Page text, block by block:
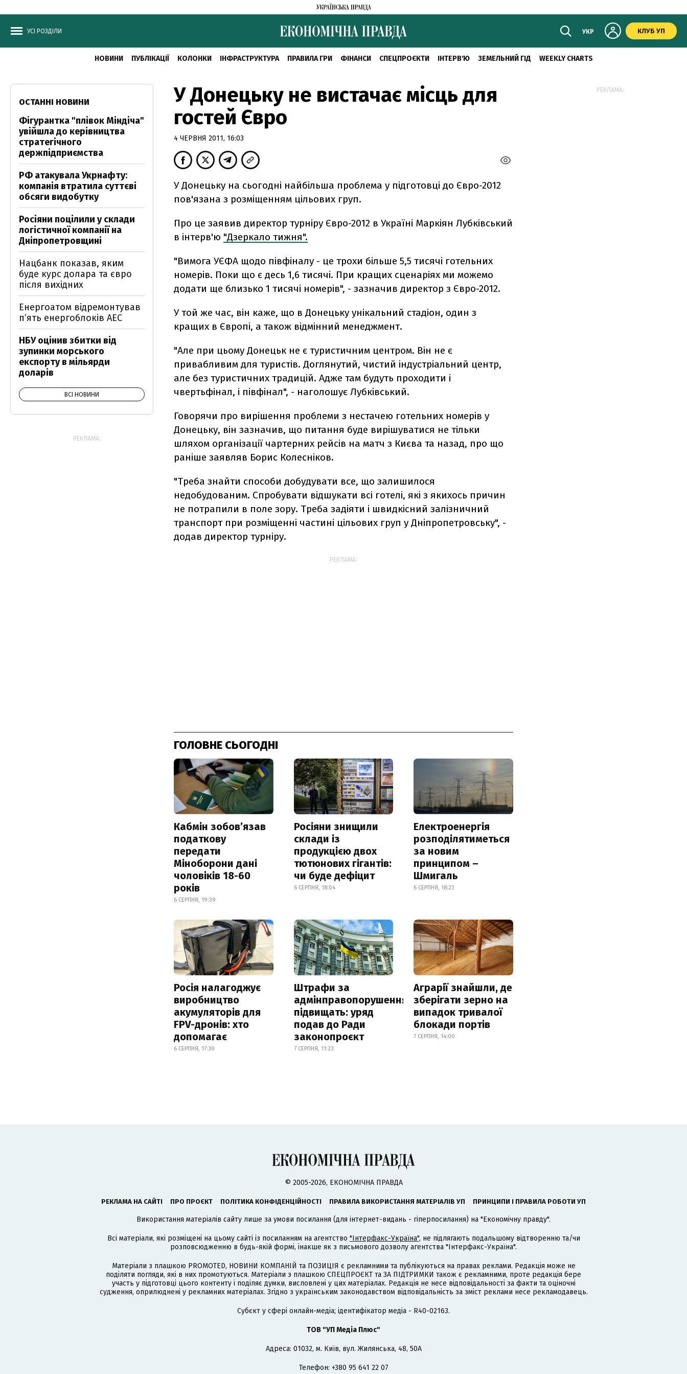
УСІ РОЗДІЛИ УКР КЛУБ УП
НОВИНИ ПУБЛІКАЦІЇ КОЛОНКИ ІНФРАСТРУКТУРА ПРАВИЛА ГРИ ФІНАНСИ СПЕЦПРОЄКТИ ІНТЕРВ'Ю ЗЕМЕЛЬНИЙ ГІД WEEKLY CHARTS
У Донецьку не вистачає місць для
гостей Євро
4 ЧЕРВНЯ 2011, 16:03
У Донецьку на сьогодні найбільша проблема у підготовці до Євро-2012
пов'язана з розміщенням цільових груп.
Про це заявив директор турніру Євро-2012 в Україні Маркіян Лубківський
в інтерв'ю "Дзеркало тижня".
"Вимога УЄФА щодо півфіналу - це трохи більше 5,5 тисячі готельних
номерів. Поки що є десь 1,6 тисячі. При кращих сценаріях ми можемо
додати ще близько 1 тисячі номерів", - зазначив директор з Євро-2012.
У той же час, він каже, що в Донецьку унікальний стадіон, один з
кращих в Європі, а також відмінний менеджмент.
"Але при цьому Донецьк не є туристичним центром. Він не є
привабливим для туристів. Доглянутий, чистий індустріальний центр,
але без туристичних традицій. Адже там будуть проходити і
чвертьфінал, і півфінал", - наголошує Лубківський.
Говорячи про вирішення проблеми з нестачею готельних номерів у
Донецьку, він зазначив, що питання буде вирішуватися не тільки
шляхом організації чартерних рейсів на матч з Києва та назад, про що
раніше заявляв Борис Колесніков.
"Треба знайти способи добудувати все, що залишилося
недобудованим. Спробувати відшукати всі готелі, які з якихось причин
не потрапили в поле зору. Треба задіяти і швидкісний залізничний
транспорт при розміщенні частині цільових груп у Дніпропетровську", -
додав директор турніру.
РЕКЛАМА:
ГОЛОВНЕ СЬОГОДНІ
Кабмін зобовʼязав
податкову
передати
Міноборони дані
чоловіків 18-60
років
6 СЕРПНЯ, 19:39
Росіяни знищили
склади із
продукцією двох
тютюнових гігантів:
чи буде дефіцит
6 СЕРПНЯ, 18:04
Електроенергія
розподілятиметься
за новим
принципом –
Шмигаль
6 СЕРПНЯ, 18:23
Росія налагоджує
виробництво
акумуляторів для
FPV-дронів: хто
допомагає
6 СЕРПНЯ, 17:30
Штрафи за
адмінправопорушення
підвищать: уряд
подав до Ради
законопроєкт
7 СЕРПНЯ, 11:23
Аграрії знайшли, де
зберігати зерно на
випадок тривалої
блокади портів
7 СЕРПНЯ, 14:00
ОСТАННІ НОВИНИ
Фігурантка "плівок Міндіча"
увійшла до керівництва
стратегічного
держпідприємства
РФ атакувала Укрнафту:
компанія втратила суттєві
обсяги видобутку
Росіяни поцілили у склади
логістичної компанії на
Дніпропетровщині
Нацбанк показав, яким
буде курс долара та євро
після вихідних
Енергоатом відремонтував
п’ять енергоблоків АЕС
НБУ оцінив збитки від
зупинки морського
експорту в мільярди
доларів
ВСІ НОВИНИ
РЕКЛАМА:
РЕКЛАМА:
© 2005-2026, ЕКОНОМІЧНА ПРАВДА
РЕКЛАМА НА САЙТІ ПРО ПРОЄКТ ПОЛІТИКА КОНФІДЕНЦІЙНОСТІ ПРАВИЛА ВИКОРИСТАННЯ МАТЕРІАЛІВ УП ПРИНЦИПИ І ПРАВИЛА РОБОТИ УП
Використання матеріалів сайту лише за умови посилання (для інтернет-видань - гіперпосилання) на "Економічну правду".
Всі матеріали, які розміщені на цьому сайті із посиланням на агентство "Інтерфакс-Україна", не підлягають подальшому відтворенню та/чи
розповсюдженню в будь-якій формі, інакше як з письмового дозволу агентства "Інтерфакс-Україна".
Матеріали з плашкою PROMOTED, НОВИНИ КОМПАНІЙ та ПОЗИЦІЯ є рекламними та публікуються на правах реклами. Редакція може не
поділяти погляди, які в них промотуються. Матеріали з плашкою СПЕЦПРОЄКТ та ЗА ПІДТРИМКИ також є рекламними, проте редакція бере
участь у підготовці цього контенту і поділяє думки, висловлені у цих матеріалах. Редакція не несе відповідальності за факти та оціночні
судження, оприлюднені у рекламних матеріалах. Згідно з українським законодавством відповідальність за зміст реклами несе рекламодавець.
Cубєкт у сфері онлайн-медіа; ідентифікатор медіа - R40-02163.
ТОВ "УП Медіа Плюс"
Адреса: 01032, м. Київ, вул. Жилянська, 48, 50А
Телефон: +380 95 641 22 07